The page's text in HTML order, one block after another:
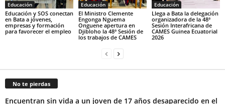
Educación
Educación y SOS conectan
en Bata a jóvenes,
empresas y formación
para favorecer el empleo
Educación
‎El Ministro Clemente
Engonga Nguema
Onguene apertura en
Djibloho la 48ª Sesión de
los trabajos de CAMES‎
Educación
‎Llega a Bata la delegación
organizadora de la 48ª
Sesión Interafricana de
CAMES Guinea Ecuatorial
2026‎
No te pierdas
Encuentran sin vida a un joven de 17 años desaparecido en el